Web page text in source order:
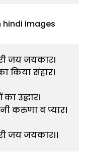
जय जयकार।
किया संहार।
उद्धार।
करुणा व प्यार।
जय जयकार।।